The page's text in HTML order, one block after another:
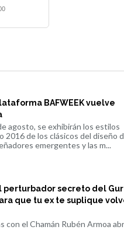
BAFWEEK vuelve
agosto, se exhibirán los estilos
2016 de los clásicos del diseño
emergentes y las m...
perturbador secreto del
que tu ex te suplique
con el Chamán Rubén Armoa